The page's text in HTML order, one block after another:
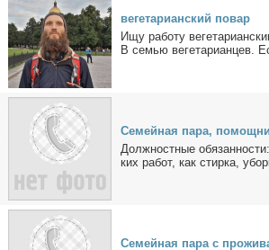
ве­ге­та­ри­ан­ский по­вар
Ищу ра­бо­ту
В се­мью ве­ге­та­ри­ан­цев.
Се­мей­ная па­ра,
Долж­ност­ные
ких ра­бот, как стир­ка,
Се­мей­ная па­ра с